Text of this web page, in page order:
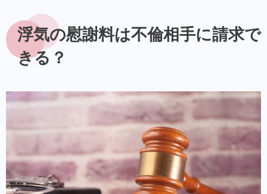
浮気の慰謝料は不倫相手に請求で
きる？